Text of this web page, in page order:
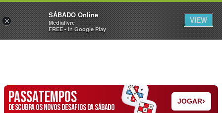
Sábado Assine Iniciar Sessão
PASSATEMPOS
DESCUBRA OS NOVOS DESAFIOS DA SÁBADO
JOGAR›
×
SÁBADO Online
Medialivre
FREE - In Google Play
VIEW